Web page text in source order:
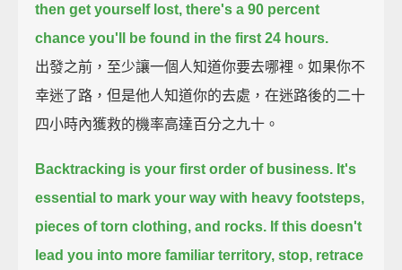
then get yourself lost, there's a 90 percent
chance you'll be found in the first 24 hours.
出發之前，至少讓一個人知道你要去哪裡。如果你不
幸迷了路，但是他人知道你的去處，在迷路後的二十
四小時內獲救的機率高達百分之九十。
Backtracking is your first order of business. It's
essential to mark your way with heavy footsteps,
pieces of torn clothing, and rocks. If this doesn't
lead you into more familiar territory, stop, retrace